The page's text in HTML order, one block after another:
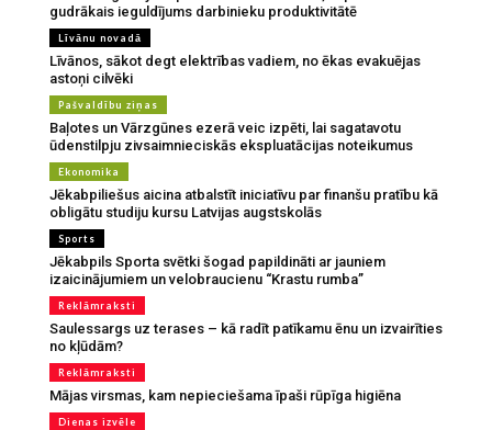
gudrākais ieguldījums darbinieku produktivitātē
Līvānu novadā
Līvānos, sākot degt elektrības vadiem, no ēkas evakuējas
astoņi cilvēki
Pašvaldību ziņas
Baļotes un Vārzgūnes ezerā veic izpēti, lai sagatavotu
ūdenstilpju zivsaimnieciskās ekspluatācijas noteikumus
Ekonomika
Jēkabpiliešus aicina atbalstīt iniciatīvu par finanšu pratību kā
obligātu studiju kursu Latvijas augstskolās
Sports
Jēkabpils Sporta svētki šogad papildināti ar jauniem
izaicinājumiem un velobraucienu “Krastu rumba”
Reklāmraksti
Saulessargs uz terases – kā radīt patīkamu ēnu un izvairīties
no kļūdām?
Reklāmraksti
Mājas virsmas, kam nepieciešama īpaši rūpīga higiēna
Dienas izvēle